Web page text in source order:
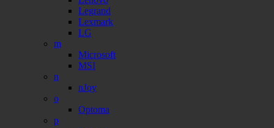
Legrand
Lexmark
LG
m
Microsoft
MSI
n
nJoy
o
Optoma
p